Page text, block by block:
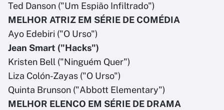
Ted Danson ("Um Espião Infiltrado")
MELHOR ATRIZ EM SÉRIE DE COMÉDIA
Ayo Edebiri ("O Urso")
Jean Smart ("Hacks")
Kristen Bell ("Ninguém Quer")
Liza Colón-Zayas ("O Urso")
Quinta Brunson ("Abbott Elementary")
MELHOR ELENCO EM SÉRIE DE DRAMA